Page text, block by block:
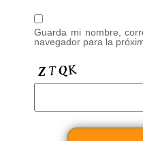
Guarda mi nombre,
navegador para la